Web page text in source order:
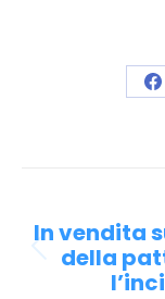
tra
In vendita
della